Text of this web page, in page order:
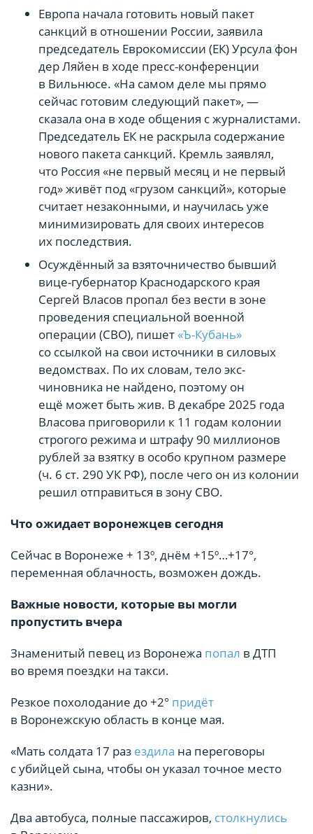
Европа начала готовить новый пакет
санкций в отношении России, заявила
председатель Еврокомиссии (ЕК) Урсула фон
дер Ляйен в ходе пресс-конференции
в Вильнюсе. «На самом деле мы прямо
сейчас готовим следующий пакет», —
сказала она в ходе общения с журналистами.
Председатель ЕК не раскрыла содержание
нового пакета санкций. Кремль заявлял,
что Россия «не первый месяц и не первый
год» живёт под «грузом санкций», которые
считает незаконными, и научилась уже
минимизировать для своих интересов
их последствия.
Осуждённый за взяточничество бывший
вице-губернатор Краснодарского края
Сергей Власов пропал без вести в зоне
проведения специальной военной
операции (СВО), пишет«Ъ-Кубань»
со ссылкой на свои источники в силовых
ведомствах. По их словам, тело экс-
чиновника не найдено, поэтому он
ещё может быть жив. В декабре 2025 года
Власова приговорили к 11 годам колонии
строгого режима и штрафу 90 миллионов
рублей за взятку в особо крупном размере
(ч. 6 ст. 290 УК РФ), после чего он из колонии
решил отправиться в зону СВО.
Что ожидает воронежцев сегодня
Сейчас в Воронеже + 13º, днём +15º…+17°,
переменная облачность, возможен дождь.
Важные новости, которые вы могли
пропустить вчера
Знаменитый певец из Воронежа попал в ДТП
во время поездки на такси.
Резкое похолодание до +2° придёт
в Воронежскую область в конце мая.
«Мать солдата 17 раз ездила на переговоры
с убийцей сына, чтобы он указал точное место
казни».
Два автобуса, полные пассажиров, столкнулись